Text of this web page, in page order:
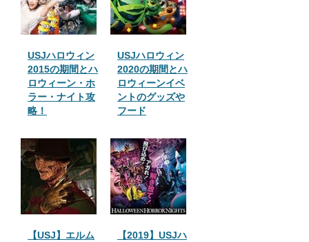
USJハロウィン
2015の期間とハ
ロウィーン・ホ
ラー・ナイト攻
略！
USJハロウィン
2020の期間とハ
ロウィーンイベ
ントのグッズや
フード
【USJ】エルム 【2019】USJハ